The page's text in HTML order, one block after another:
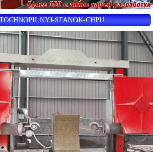
STANOK-CHPU